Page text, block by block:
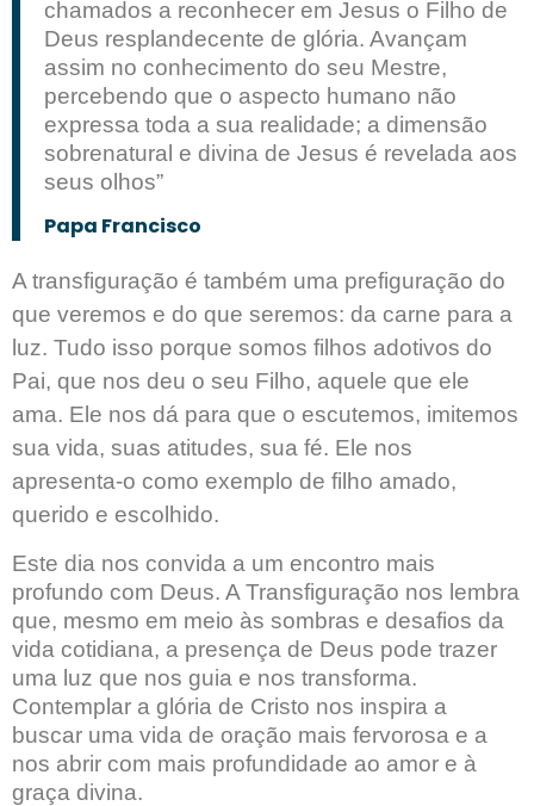
chamados a reconhecer em Jesus o Filho de
Deus resplandecente de glória. Avançam
assim no conhecimento do seu Mestre,
percebendo que o aspecto humano não
expressa toda a sua realidade; a dimensão
sobrenatural e divina de Jesus é revelada aos
seus olhos”
Papa Francisco
A transfiguração é também uma prefiguração do
que veremos e do que seremos: da carne para a
luz. Tudo isso porque somos filhos adotivos do
Pai, que nos deu o seu Filho, aquele que ele
ama. Ele nos dá para que o escutemos, imitemos
sua vida, suas atitudes, sua fé. Ele nos
apresenta-o como exemplo de filho amado,
querido e escolhido.
Este dia nos convida a um encontro mais
profundo com Deus. A Transfiguração nos lembra
que, mesmo em meio às sombras e desafios da
vida cotidiana, a presença de Deus pode trazer
uma luz que nos guia e nos transforma.
Contemplar a glória de Cristo nos inspira a
buscar uma vida de oração mais fervorosa e a
nos abrir com mais profundidade ao amor e à
graça divina.